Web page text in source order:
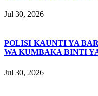
Jul 30, 2026
POLISI KAUNTI YA
WA KUMBAKA BINTI
Jul 30, 2026